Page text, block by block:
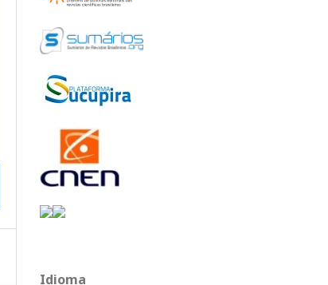
Idioma